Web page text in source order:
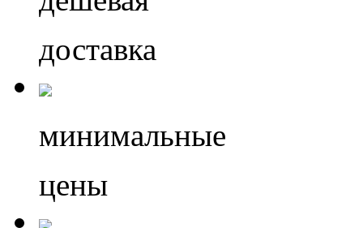
доставка
минимальные
цены